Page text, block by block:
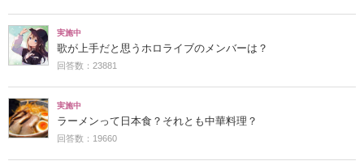
実施中
歌が上手だと思うホロライブのメンバーは？
回答数：23881
実施中
ラーメンって日本食？それとも中華料理？
回答数：19660